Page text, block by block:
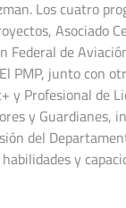
Los cuatro
Asociado
de
PMP, junto con
y Profesional de
y Guardianes,
del
y